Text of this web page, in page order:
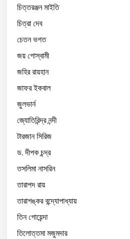
চিত্তরঞ্জন মাইতি
চিত্রা দেব
চেতন ভগত
জয় গোস্বামী
জহির রায়হান
জাফর ইকবাল
জুলভার্ন
জ্যোতিরিন্দ্র নন্দী
টারজান সিরিজ
ড. দীপক চন্দ্র
তসলিমা নাসরিন
তারাপদ রায়
তারাশঙ্কর বন্দ্যোপাধ্যায়
তিন গোয়েন্দা
তিলোত্তমা মজুমদার